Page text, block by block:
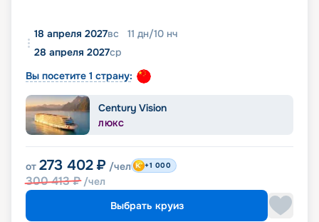
18 апреля 2027вс 11 дн/10 нч
28 апреля 2027ср
Вы посетите 1 страну:
Century Vision
ЛЮКС
от 273 402 ₽ /чел
300 413₽ /чел
+1 000
Выбрать круиз